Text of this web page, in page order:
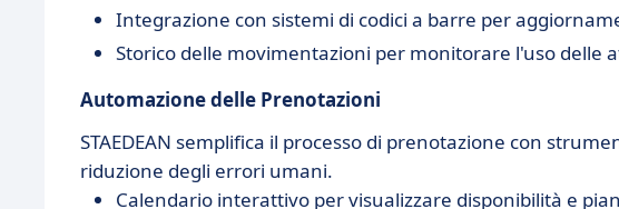
Integrazione con sistemi di codici a barre per
Storico delle movimentazioni per monitorare l'uso delle
Automazione delle Prenotazioni
STAEDEAN semplifica il processo di prenotazione con
riduzione degli errori umani.
Calendario interattivo per visualizzare disponibilità e